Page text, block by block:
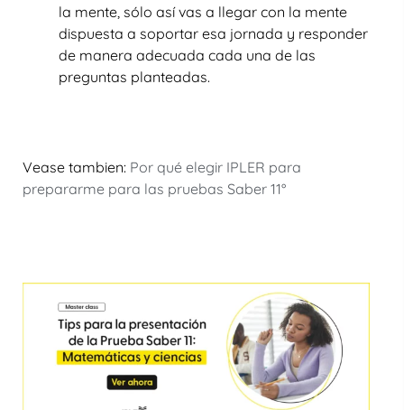
la mente, sólo así vas a llegar con la mente
dispuesta a soportar esa jornada y responder
de manera adecuada cada una de las
preguntas planteadas.
Vease tambien: Por qué elegir IPLER para
prepararme para las pruebas Saber 11°